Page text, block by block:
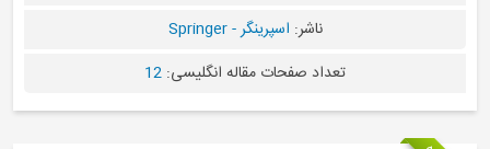
اسپرینگر - Springer
تعداد صفحات مقاله انگلیسی:12